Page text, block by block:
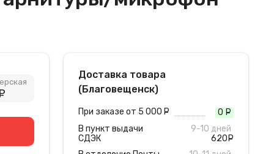
Доставка товара
(Благовещенск)
При заказе от 5 000 0
В пункт выдачи
СДЭК
9-10 дней
620